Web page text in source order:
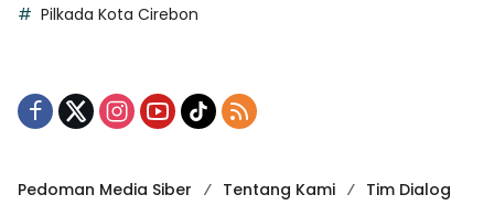
Pilkada Kota Cirebon
Pedoman Media Siber Tentang Kami Tim Dialog